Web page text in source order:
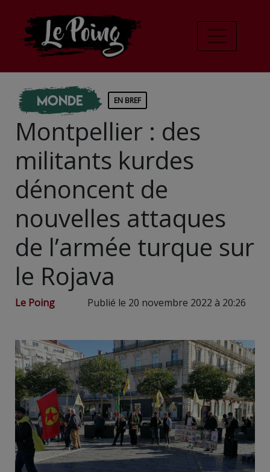
Monde EN BREF
Montpellier : des
militants kurdes
dénoncent de
nouvelles attaques
de l’armée turque sur
le Rojava
Le Poing Publié le 20 novembre 2022 à 20:26